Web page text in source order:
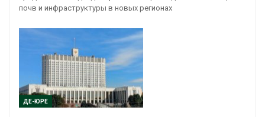
почв и инфраструктуры в новых регионах
ДЕ-ЮРЕ